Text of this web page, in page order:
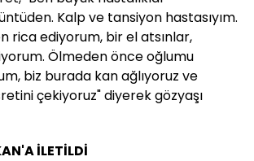
Kalp ve tansiyon hastasıyım.
rica ediyorum, bir el atsınlar,
Ölmeden önce oğlumu
biz burada kan ağlıyoruz ve
çekiyoruz" diyerek gözyaşı
İLETİLDİ